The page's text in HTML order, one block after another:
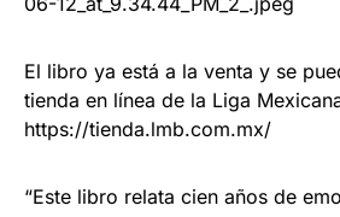
El libro ya está a la venta y se
tienda en línea de la Liga
https://tienda.lmb.com.mx/
“Este libro relata cien años de